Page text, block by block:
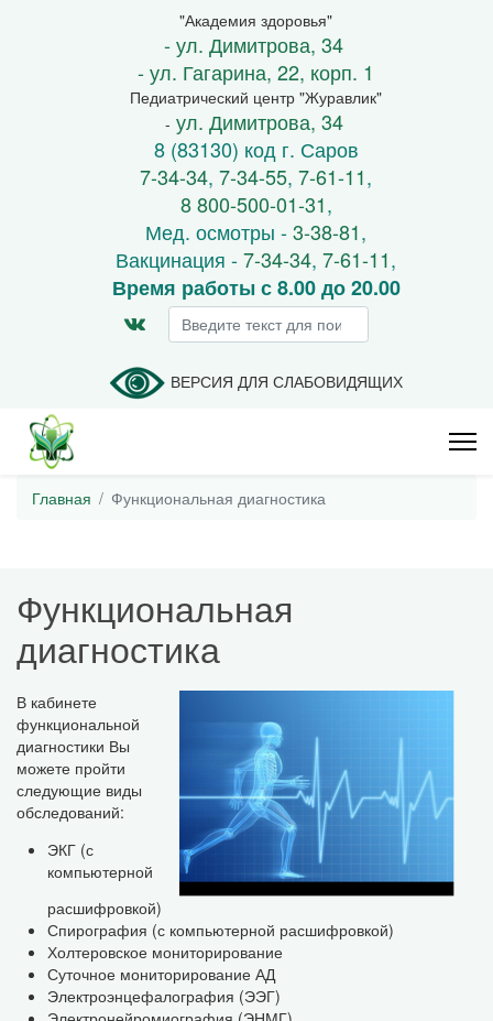
"Академия здоровья"
- ул. Димитрова, 34
- ул. Гагарина, 22, корп. 1
Педиатрический центр "Журавлик"
- ул. Димитрова, 34
8 (83130) код г. Саров
7-34-34,7-34-55,7-61-11,
8 800-500-01-31,
Мед. осмотры -3-38-81,
Вакцинация -7-34-34,7-61-11,
Время работы с 8.00 до 20.00
ВЕРСИЯ ДЛЯ СЛАБОВИДЯЩИХ
Главная Функциональная диагностика
Функциональная
диагностика
В кабинете
функциональной
диагностики Вы
можете пройти
следующие виды
обследований:
ЭКГ (с
компьютерной
расшифровкой)
Спирография (с компьютерной расшифровкой)
Холтеровское мониторирование
Суточное мониторирование АД
Электроэнцефалография (ЭЭГ)